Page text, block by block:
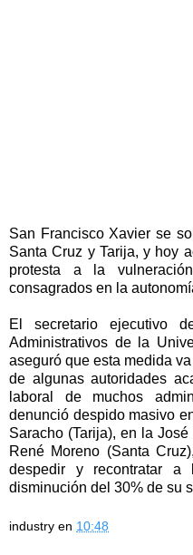
San Francisco Xavier se
Santa Cruz y Tarija, y hoy
protesta a la
consagrados en la
El secretario ejecutivo
Administrativos de la
aseguró que esta medida
de algunas autoridades
laboral de muchos
denunció despido masivo
Saracho (Tarija), en la
René Moreno (Santa
despedir y recontratar a
disminución del 30% de su
industry en 10:48